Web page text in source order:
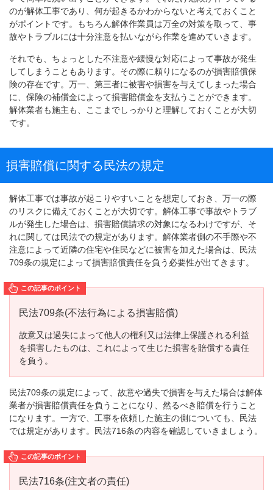
のが解体工事であり、何が起きるかわからないと考えておくこと
がポイントです。もちろん解体作業員は万全の対策を取って、事
故やトラブルには十分注意を払いながら作業を進めていきます。
それでも、ちょっとした不注意や緩慢な対応によって事故が発生
してしまうこともあります。その際に頼りになるのが損害賠償保
険の存在です。万一、第三者に被害や損害を与えてしまった場合
に、保険の補償金によって損害賠償金を支払うことができます。
解体業者も施主も、ここまでしっかりと理解しておくことが大切
です。
損害賠償に関する民法の規定
解体工事では事故が起こりやすいことを想定しておき、万一の際
のリスクに備えておくことが大切です。解体工事で事故やトラブ
ルが発生した場合は、損害賠償請求の対象になるわけですが、そ
れに関しては民法での規定があります。解体業者側の不手際や不
注意によって近隣の住宅や住民などに被害を加えた場合は、民法
709条の規定によって損害賠償責任を負う必要性が出てきます。
民法709条(不法行為による損害賠償)
故意又は過失によって他人の権利又は法律上保護される利益
を損害したものは、これによって生じた損害を賠償する責任
を負う。
民法709条の規定によって、故意や過失で損害を与えた場合は解体
業者が損害賠償責任を負うことになり、然るべき賠償を行うこと
になります。一方で、工事を依頼した施主の側についても、民法
では規定があります。民法716条の内容を確認していきましょう。
民法716条(注文者の責任)